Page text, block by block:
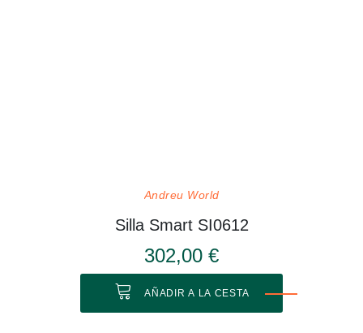
Andreu World
Silla Smart SI0612
302,00 €
AÑADIR A LA CESTA